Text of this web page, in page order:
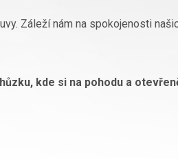
Záleží nám na spokojenosti
kde si na pohodu a